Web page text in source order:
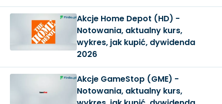
Akcje Home Depot (HD) -
Notowania, aktualny kurs,
wykres, jak kupić, dywidenda
2026
Akcje GameStop (GME) -
Notowania, aktualny kurs,